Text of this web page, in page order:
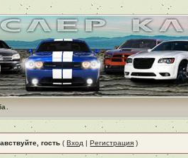
гость (Вход |Регистрация )